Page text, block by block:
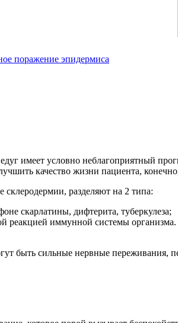
поражение эпидермиса
имеет условно неблагоприятный
качество жизни пациента,
разделяют на 2 типа:
скарлатины, дифтерита, туберкулеза;
реакцией иммунной системы
быть сильные нервные переживания,